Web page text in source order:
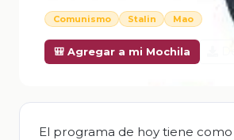
Comunismo Stalin Mao
🎒 Agregar a mi Mochila
El programa de hoy tiene